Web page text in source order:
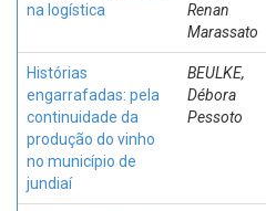
na logística
Renan
Marassato
Histórias
engarrafadas: pela
continuidade da
produção do vinho
no município de
jundiaí
BEULKE,
Débora
Pessoto